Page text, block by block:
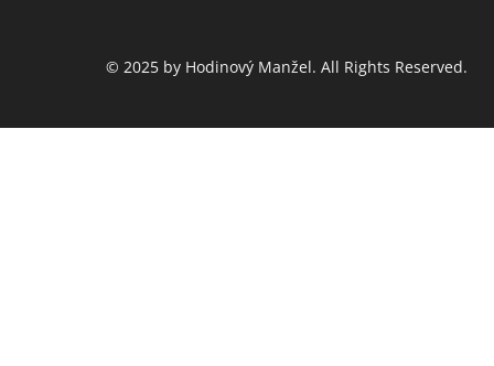
© 2025 by Hodinový Manžel. All Rights Reserved.